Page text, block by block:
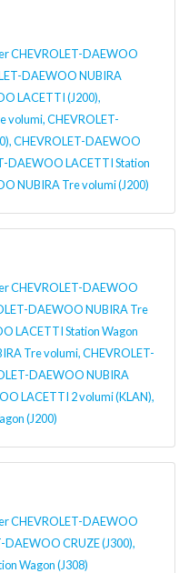
CHEVROLET-DAEWOO
DAEWOO NUBIRA
LACETTI (J200),
volumi, CHEVROLET-
CHEVROLET-DAEWOO
DAEWOO LACETTI Station
NUBIRA Tre volumi (J200)
CHEVROLET-DAEWOO
DAEWOO NUBIRA Tre
LACETTI Station Wagon
Tre volumi, CHEVROLET-
DAEWOO NUBIRA
LACETTI 2 volumi (KLAN),
(J200)
CHEVROLET-DAEWOO
DAEWOO CRUZE (J300),
Wagon (J308)